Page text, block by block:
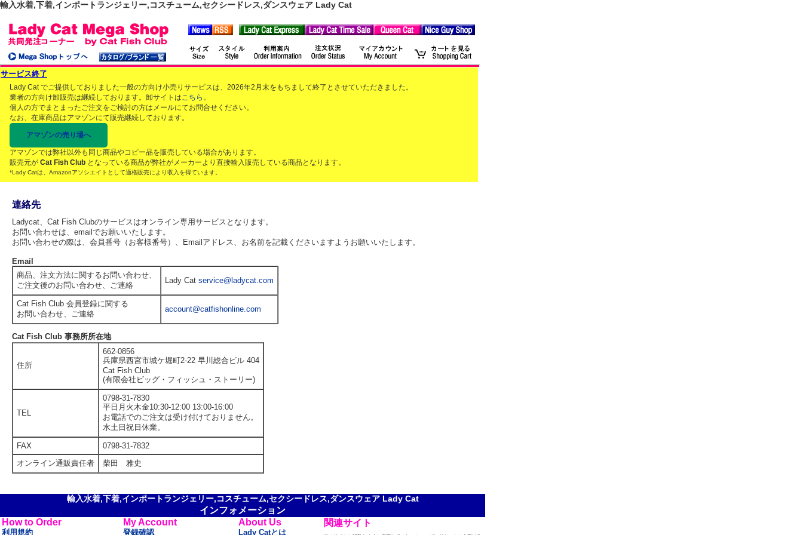
輸入水着,下着,インポートランジェリー,コスチューム,セクシードレス,ダンスウェア Lady Cat
サービス終了
Lady Cat でご提供しておりました一般の方向け小売りサービスは、2026年2月末をもちまして終了とさせていただきました。
業者の方向け卸販売は継続しております。卸サイトはこちら 。
個人の方でまとまったご注文をご検討の方はメールにてお問合せください。
なお、在庫商品はアマゾンにて販売継続しております。
アマゾンの売り場へ
アマゾンでは弊社以外も同じ商品やコピー品を販売している場合があります。
販売元が Cat Fish Club となっている商品が弊社がメーカーより直接輸入販売している商品となります。
*Lady Catは、Amazonアソシエイトとして適格販売により収入を得ています。
連絡先
Ladycat、Cat Fish Clubのサービスはオンライン専用サービスとなります。
お問い合わせは、emailでお願いいたします。
お問い合わせの際は、会員番号（お客様番号）、Emailアドレス、お名前を記載くださいますようお願いいたします。
Email
商品、注文方法に関するお問い合わせ、
ご注文後のお問い合わせ、ご連絡
Lady Cat service@ladycat.com
Cat Fish Club 会員登録に関する
お問い合わせ、ご連絡
account@catfishonline.com
Cat Fish Club 事務所所在地
住所
662-0856
兵庫県西宮市城ケ堀町2-22 早川総合ビル 404
Cat Fish Club
(有限会社ビッグ・フィッシュ・ストーリー)
TEL
0798-31-7830
平日月火木金10:30-12:00 13:00-16:00
お電話でのご注文は受け付けておりません。
水土日祝日休業。
FAX
0798-31-7832
オンライン通販責任者
柴田 雅史
輸入水着,下着,インポートランジェリー,コスチューム,セクシードレス,ダンスウェア Lady Cat
インフォメーション
How to Order
利用規約
My Account
登録確認
About Us
Lady Catとは
関連サイト